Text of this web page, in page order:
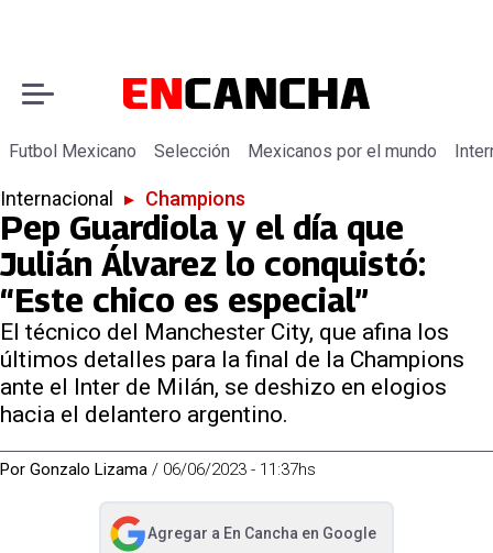
Futbol Mexicano Selección Mexicanos por el mundo
Internacional ▸ Champions
Pep Guardiola y el día que
Julián Álvarez lo conquistó:
“Este chico es especial”
El técnico del Manchester City, que afina los
últimos detalles para la final de la Champions
ante el Inter de Milán, se deshizo en elogios
hacia el delantero argentino.
Por Gonzalo Lizama / 06/06/2023 - 11:37hs
Agregar a En Cancha en Google
abre en nueva pestaña